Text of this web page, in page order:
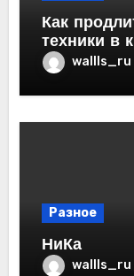
Как
техники в
wallls_ru
Разное
НиКа
wallls_ru